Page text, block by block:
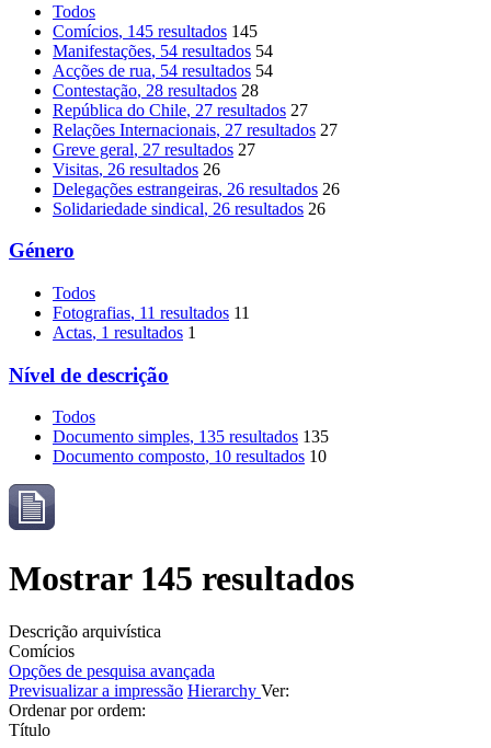
Todos
Comícios, 145 resultados 145
Manifestações, 54 resultados 54
Acções de rua, 54 resultados 54
Contestação, 28 resultados 28
República do Chile, 27 resultados 27
Relações Internacionais, 27 resultados 27
Greve geral, 27 resultados 27
Visitas, 26 resultados 26
Delegações estrangeiras, 26 resultados 26
Solidariedade sindical, 26 resultados 26
Género
Todos
Fotografias, 11 resultados 11
Actas, 1 resultados 1
Nível de descrição
Todos
Documento simples, 135 resultados 135
Documento composto, 10 resultados 10
Mostrar 145 resultados
Descrição arquivística
Comícios
Opções de pesquisa avançada
Previsualizar a impressão Hierarchy Ver:
Ordenar por ordem:
Título